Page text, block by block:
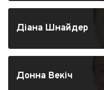
Діана Шнайдер
Донна Векіч